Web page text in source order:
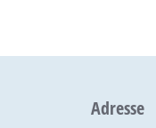
Adresse